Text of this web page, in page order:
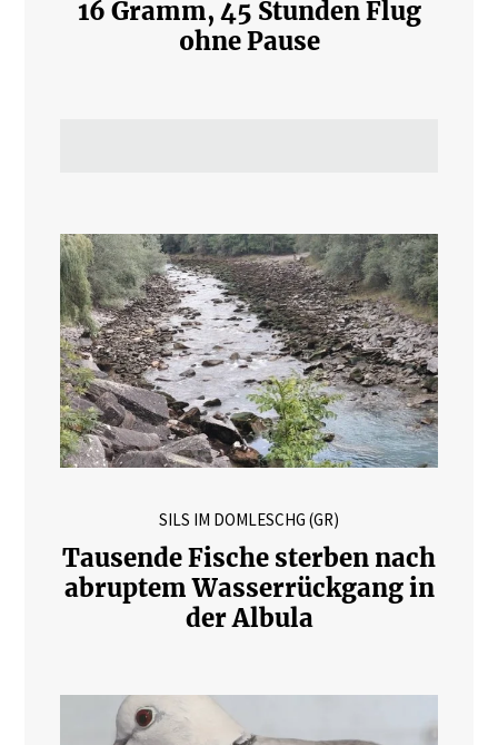
16 Gramm, 45 Stunden Flug
ohne Pause
SILS IM DOMLESCHG (GR)
Tausende Fische sterben nach
abruptem Wasserrückgang in
der Albula